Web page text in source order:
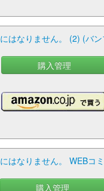
はなりません。 (2) (バ
購入管理
はなりません。 WEB
購入管理